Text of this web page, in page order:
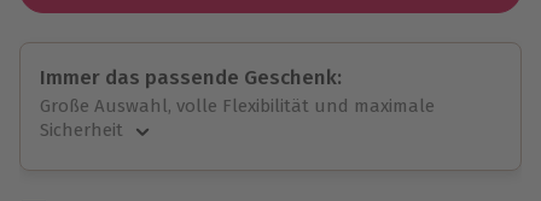
Immer das passende Geschenk:
Große Auswahl, volle Flexibilität und maximale
Sicherheit